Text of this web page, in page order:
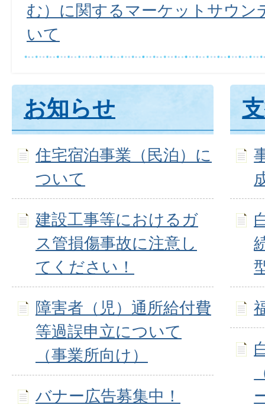
む）に関するマーケットサウン
いて
お知らせ
住宅宿泊事業（民泊）に
ついて
建設工事等におけるガ
ス管損傷事故に注意し
てください！
障害者（児）通所給付費
等過誤申立について
（事業所向け）
バナー広告募集中！